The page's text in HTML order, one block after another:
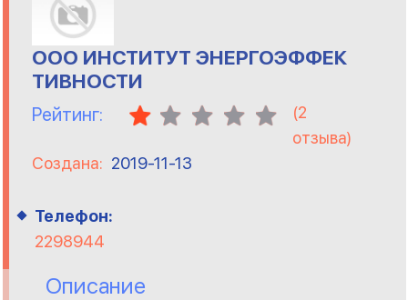
OOO ИНСТИТУТ ЭНЕРГОЭФФЕК
ТИВНОСТИ
Рейтинг: (2
отзыва)
Создана: 2019-11-13
Телефон:
2298944
Описание